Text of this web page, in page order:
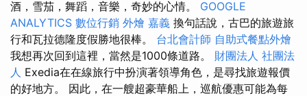
酒，雪茄，舞蹈，音樂，奇妙的心情。 GOOGLE
ANALYTICS 數位行銷 外燴 嘉義 換句話說，古巴的旅遊旅
行和瓦拉德隆度假勝地很棒。 台北會計師 自助式餐點外燴
我想再次回到這裡，當然是1000條道路。 財團法人 社團法
人 Exedia在在線旅行中扮演著領導角色，是尋找旅遊報價
的好地方。 因此，在一艘超豪華船上，巡航優惠可能為每